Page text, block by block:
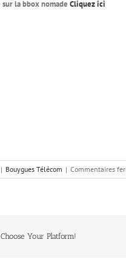
la bbox nomade Cliquez ici
| Bouygues Télécom | Commentaires
Your Platform!